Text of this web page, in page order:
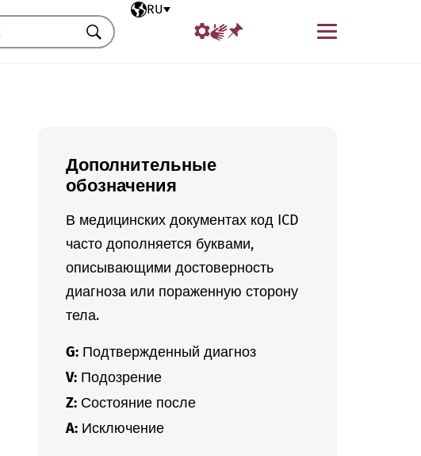
Выбранный язык
RU
Меню
Искать
Дополнительные
обозначения
В медицинских документах код ICD
часто дополняется буквами,
описывающими достоверность
диагноза или пораженную сторону
тела.
G:Подтвержденный диагноз
V:Подозрение
Z:Состояние после
A:Исключение